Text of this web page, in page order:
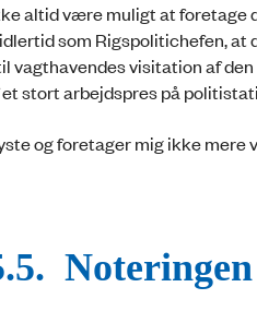
altid være muligt at
som Rigspolitichefen, at
vagthavendes visitation af
stort arbejdspres på
og foretager mig ikke mere